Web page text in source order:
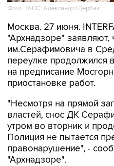
Фото: ТАСС, Александр Щербак
Москва. 27 июня.
"Архнадзоре" заявляют,
им.Серафимовича в
переулке продолжился
на предписание
приостановке работ.
"Несмотря на прямой
властей, снос ДК
утром во вторник и
Полиция не пытается
правонарушение", -
"Архнадзоре".